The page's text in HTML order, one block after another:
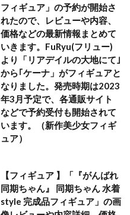
フィギュア」の予約が開始さ
れたので、レビューや内容、
価格などの最新情報まとめて
いきます。FuRyu(フリュー)
より「リアデイルの大地にて｣
から｢ケーナ」がフィギュアと
なりました。発売時期は2023
年3月予定で、各通販サイト
などで予約受付も開始されて
います。（新作美少女フィギ
ュア）
【フィギュア 】「『がんばれ
同期ちゃん』 同期ちゃん 水着
style 完成品フィギュア」の画